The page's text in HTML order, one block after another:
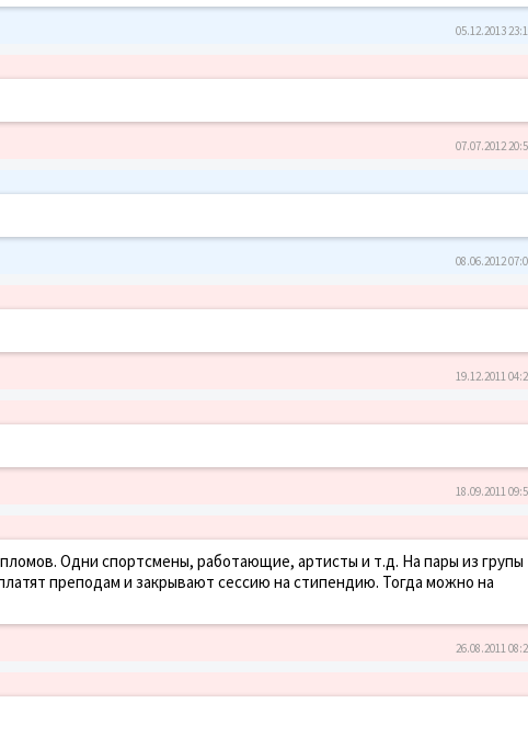
05.12.2013
07.07.2012
08.06.2012
19.12.2011
18.09.2011
Одни спортсмены, работающие, артисты и т.д. На пары из групы
преподам и закрывают сессию на стипендию. Тогда можно на
26.08.2011